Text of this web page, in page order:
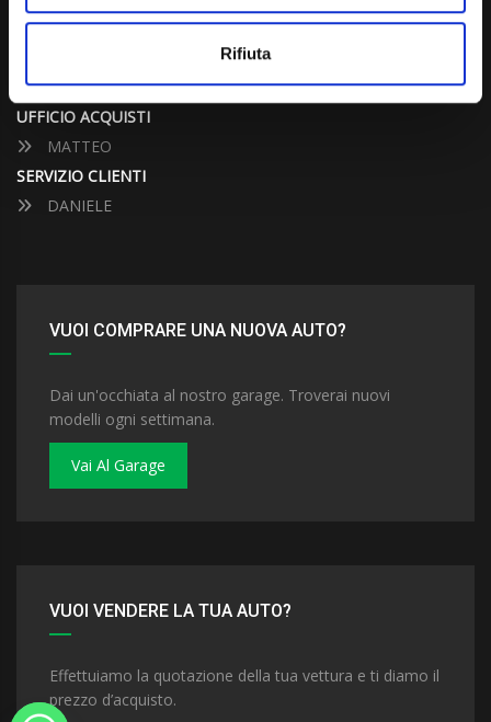
Rifiuta
UFFICIO VENDITE
ALESSANDRO
UFFICIO ACQUISTI
MATTEO
SERVIZIO CLIENTI
DANIELE
VUOI COMPRARE UNA NUOVA AUTO?
Dai un'occhiata al nostro garage. Troverai nuovi
modelli ogni settimana.
Vai Al Garage
VUOI VENDERE LA TUA AUTO?
Effettuiamo la quotazione della tua vettura e ti diamo il
prezzo d’acquisto.